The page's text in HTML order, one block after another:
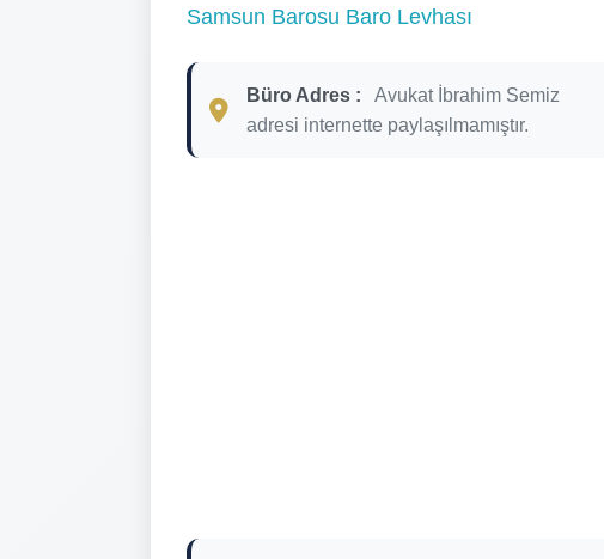
Samsun Barosu Baro Levhası
Büro Adres :
Avukat İbrahim Semiz
adresi internette paylaşılmamıştır.